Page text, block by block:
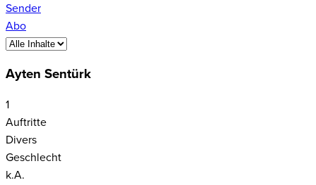
Sender
Abo
Ayten Sentürk
1
Auftritte
Divers
Geschlecht
k.A.